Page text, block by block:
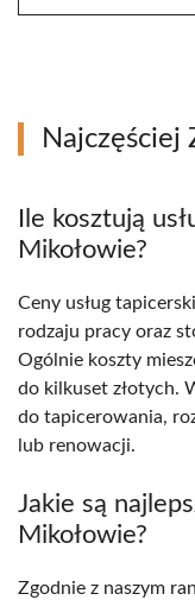
Najczęściej
Ile kosztują
Mikołowie?
Ceny usług
rodzaju pracy oraz
Ogólnie koszty
do kilkuset złotych.
do tapicerowania,
lub renowacji.
Jakie są
Mikołowie?
Zgodnie z naszym